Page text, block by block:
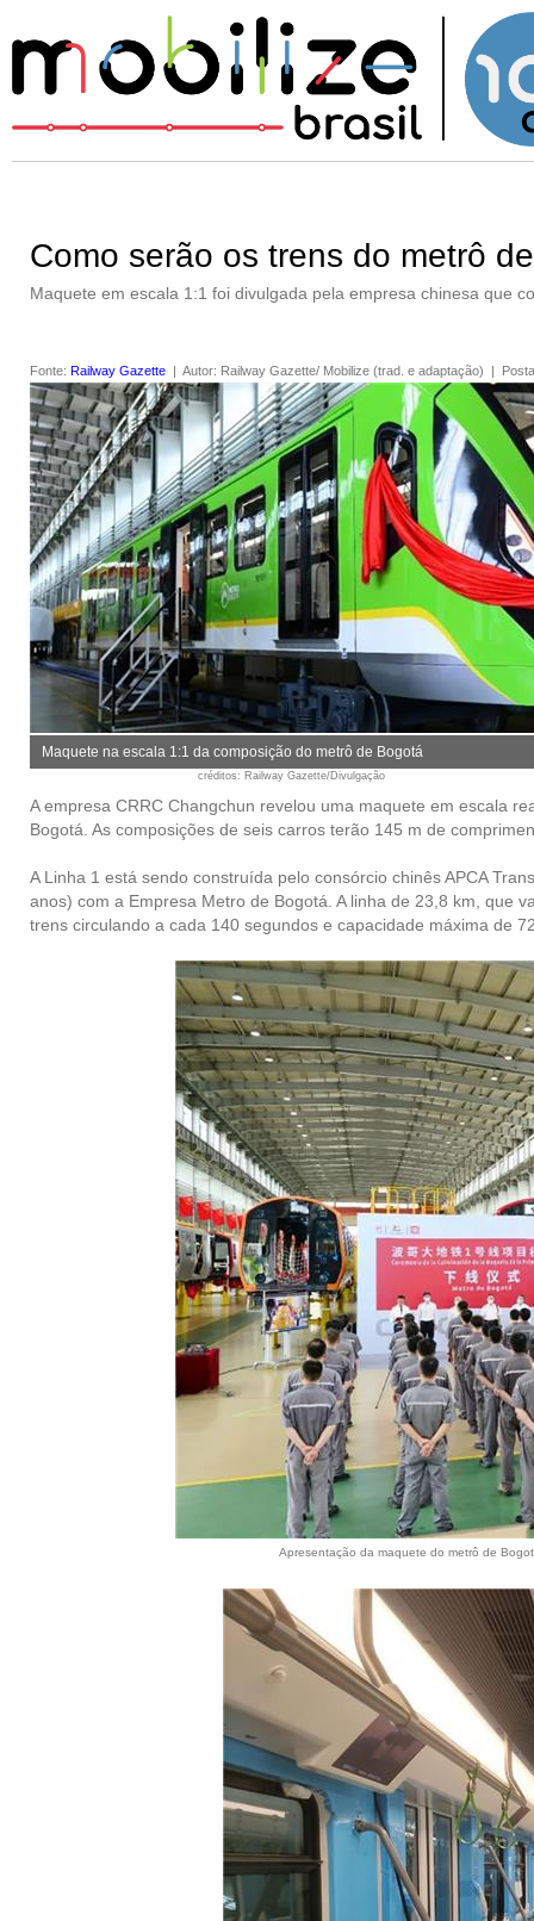
Como serão os trens do metrô
Maquete em escala 1:1 foi divulgada pela empresa chinesa que
Fonte: Railway Gazette | Autor: Railway Gazette/ Mobilize (trad. e adaptação) |
Maquete na escala 1:1 da composição do metrô de Bogotá
créditos: Railway Gazette/Divulgação
A empresa CRRC Changchun revelou uma maquete em escala
Bogotá. As composições de seis carros terão 145 m de
A Linha 1 está sendo construída pelo consórcio chinês APCA
anos) com a Empresa Metro de Bogotá. A linha de 23,8 km, que
trens circulando a cada 140 segundos e capacidade máxima de
Apresentação da maquete do metrô de